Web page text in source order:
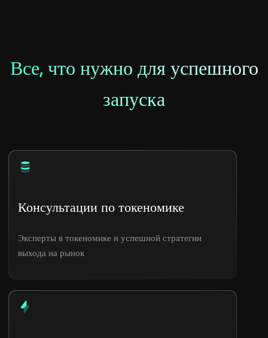
Все, что нужно для успешного
запуска
Консультации по токеномике
Эксперты в токеномике и успешной стратегии
выхода на рынок